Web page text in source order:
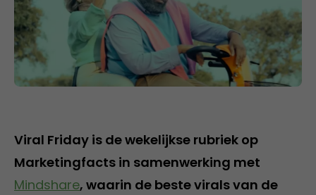
Viral Friday is de wekelijkse rubriek op
Marketingfacts in samenwerking met
Mindshare, waarin de beste virals van de